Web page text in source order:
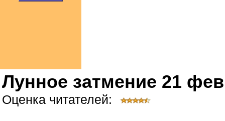
Лунное затмение 21
Оценка читателей: